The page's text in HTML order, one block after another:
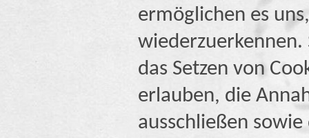
ermöglichen es
wiederzuerkennen.
das Setzen von
erlauben, die
ausschließen